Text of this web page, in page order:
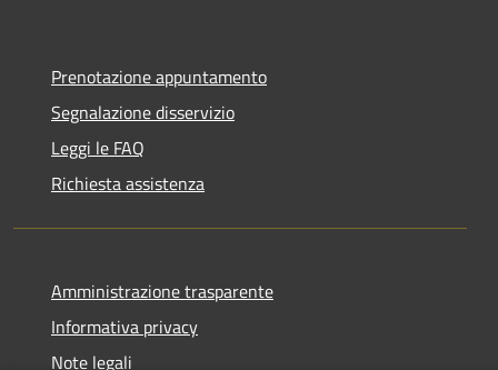
Prenotazione appuntamento
Segnalazione disservizio
Leggi le FAQ
Richiesta assistenza
Amministrazione trasparente
Informativa privacy
Note legali